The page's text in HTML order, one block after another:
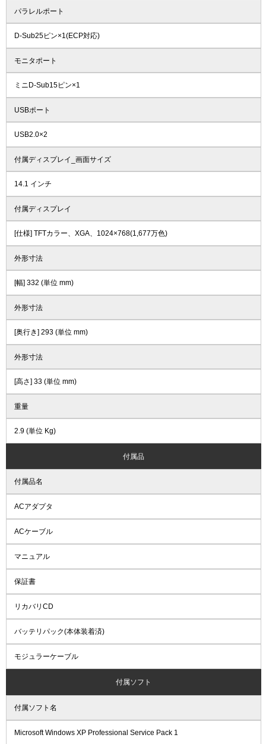
パラレルポート
D-Sub25ピン×1(ECP対応)
モニタポート
ミニD-Sub15ピン×1
USBポート
USB2.0×2
付属ディスプレイ_画面サイズ
14.1 インチ
付属ディスプレイ
[仕様] TFTカラー、XGA、1024×768(1,677万色)
外形寸法
[幅] 332 (単位 mm)
外形寸法
[奥行き] 293 (単位 mm)
外形寸法
[高さ] 33 (単位 mm)
重量
2.9 (単位 Kg)
付属品
付属品名
ACアダプタ
ACケーブル
マニュアル
保証書
リカバリCD
バッテリパック(本体装着済)
モジュラーケーブル
付属ソフト
付属ソフト名
Microsoft Windows XP Professional Service Pack 1